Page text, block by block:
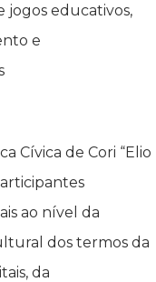
jogos educativos,
e
Cívica de Cori “Elio
ao nível da
dos termos da
da